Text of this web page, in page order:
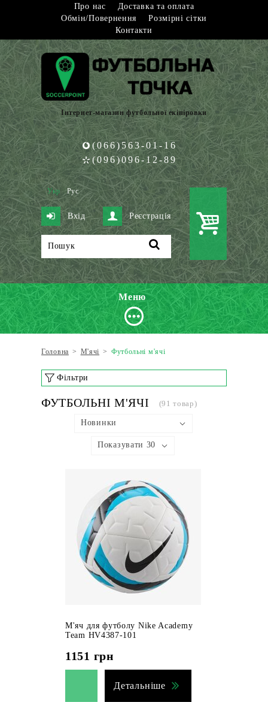
Про нас
Доставка та оплата
Обмін/Повернення
Розмірні сітки
Контакти
Інтернет-магазин футбольної екіпіровки
(066)563-01-16
(096)096-12-89
Укр Рус
Вхід Реєстрація
Меню
Головна > М'ячі > Футбольні м'ячі
Фільтри
ФУТБОЛЬНІ М'ЯЧІ (91 товар)
Новинки
Показувати 30
М'яч для футболу Nike Academy
Team HV4387-101
1151 грн
Детальніше